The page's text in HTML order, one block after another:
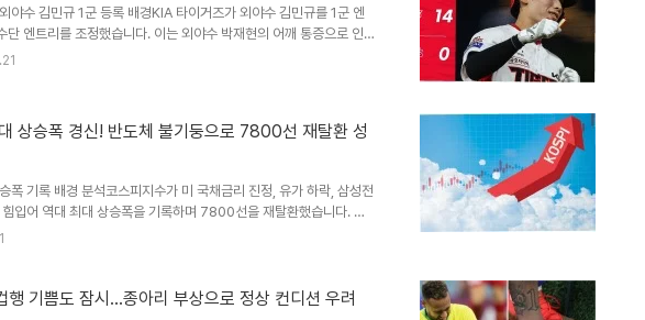
건 변경 시 예상되는 결과만약 법원이 검찰의 보석 조건 추가 ..
야수 김민규 1군 등록 배경KIA 타이거즈가 외야수 김민규를 1군 엔
단 엔트리를 조정했습니다. 이는 외야수 박재현의 어깨 통증으로 인한
다. 올 시즌 김민규 선수가 1군에 올라온 것은 이번이 처음입니다.
을 위해 김민규 선수를 콜업하게 되었습니다. 김민규 선수 소개 및 기
인 김민규 선수는 3라운드 지명 선수로 KIA에 입단했으며..
상승폭 경신! 반도체 불기둥으로 7800선 재탈환 성
폭 기록 배경 분석코스피지수가 미 국채금리 진정, 유가 하락, 삼성전
입어 역대 최대 상승폭을 기록하며 7800선을 재탈환했습니다. 이
비 606.64포인트(8.42%) 오른 7815.59로 거래를 마감하며 새로
발표가 기술주 상승을 뒷받침했습니다. 또한, 삼성전자 노사의 임금
행 기쁨도 잠시…종아리 부상으로 정상 컨디션 우려